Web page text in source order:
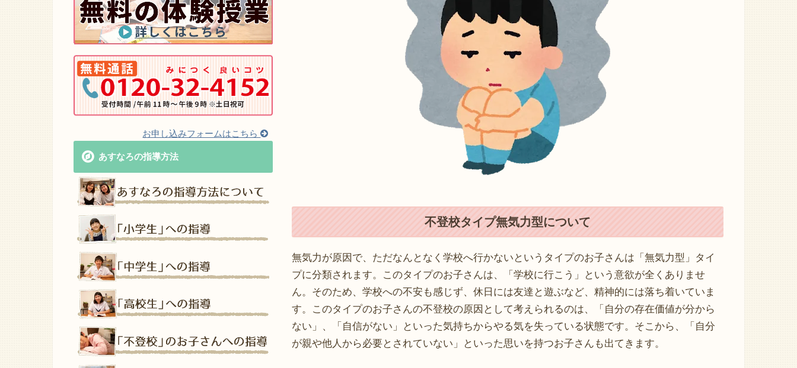
不登校タイプ無気力型について
無気力が原因で、ただなんとなく学校へ行かないというタイプのお子さんは「無気力型」タイ
プに分類されます。このタイプのお子さんは、「学校に行こう」という意欲が全くありませ
ん。そのため、学校への不安も感じず、休日には友達と遊ぶなど、精神的には落ち着いていま
す。このタイプのお子さんの不登校の原因として考えられるのは、「自分の存在価値が分から
ない」、「自信がない」といった気持ちからやる気を失っている状態です。そこから、「自分
が親や他人から必要とされていない」といった思いを持つお子さんも出てきます。
お申し込みフォームはこちら
あすなろの指導方法